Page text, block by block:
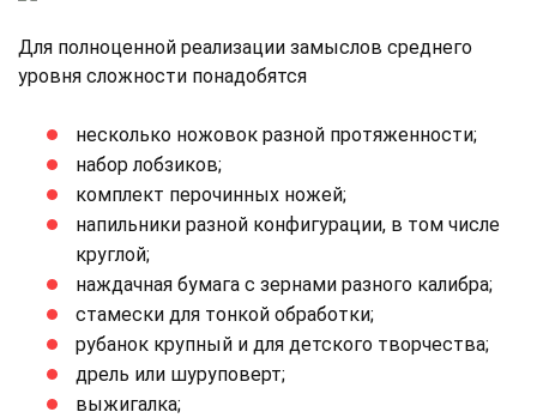
Для полноценной реализации замыслов среднего
уровня сложности понадобятся
несколько ножовок разной протяженности;
набор лобзиков;
комплект перочинных ножей;
напильники разной конфигурации, в том числе
круглой;
наждачная бумага с зернами разного калибра;
стамески для тонкой обработки;
рубанок крупный и для детского творчества;
дрель или шуруповерт;
выжигалка;